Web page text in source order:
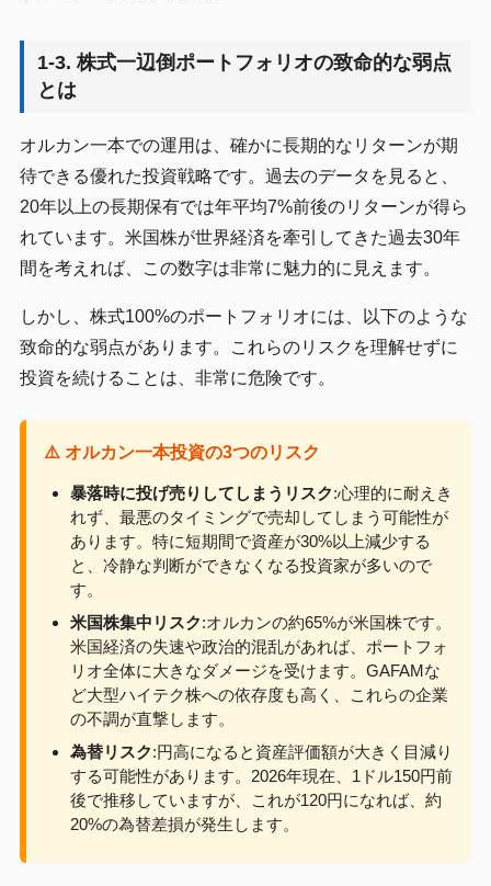
1-3. 株式一辺倒ポートフォリオの致命的な弱点
とは
オルカン一本での運用は、確かに長期的なリターンが期
待できる優れた投資戦略です。過去のデータを見ると、
20年以上の長期保有では年平均7%前後のリターンが得ら
れています。米国株が世界経済を牽引してきた過去30年
間を考えれば、この数字は非常に魅力的に見えます。
しかし、株式100%のポートフォリオには、以下のような
致命的な弱点があります。これらのリスクを理解せずに
投資を続けることは、非常に危険です。
⚠️ オルカン一本投資の3つのリスク
暴落時に投げ売りしてしまうリスク:心理的に耐えき
れず、最悪のタイミングで売却してしまう可能性が
あります。特に短期間で資産が30%以上減少する
と、冷静な判断ができなくなる投資家が多いので
す。
米国株集中リスク:オルカンの約65%が米国株です。
米国経済の失速や政治的混乱があれば、ポートフォ
リオ全体に大きなダメージを受けます。GAFAMな
ど大型ハイテク株への依存度も高く、これらの企業
の不調が直撃します。
為替リスク:円高になると資産評価額が大きく目減り
する可能性があります。2026年現在、1ドル150円前
後で推移していますが、これが120円になれば、約
20%の為替差損が発生します。